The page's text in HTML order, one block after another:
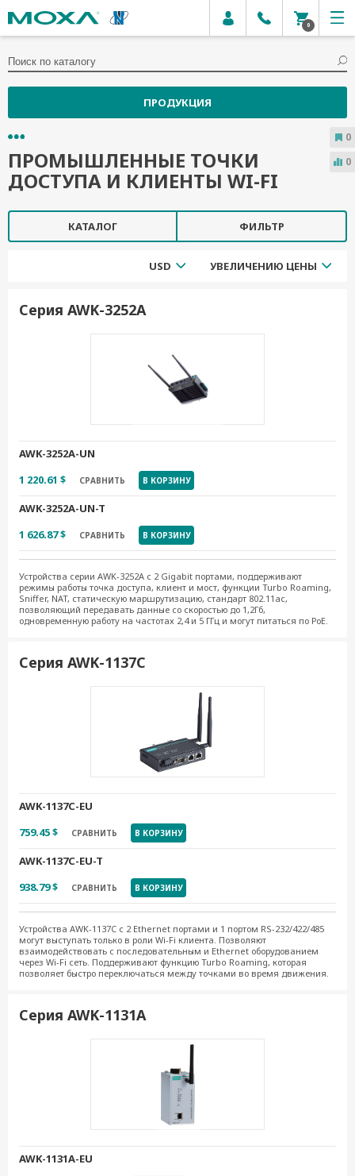
0
ПРОДУКЦИЯ
ПРОМЫШЛЕННЫЕ ТОЧКИ
ДОСТУПА И КЛИЕНТЫ WI-FI
КАТАЛОГ ФИЛЬТР
USD УВЕЛИЧЕНИЮ ЦЕНЫ
Серия AWK-3252A
AWK-3252A-UN
1 220.61 $
СРАВНИТЬ В КОРЗИНУ
AWK-3252A-UN-T
1 626.87 $
СРАВНИТЬ В КОРЗИНУ
Устройства серии AWK-3252A с 2 Gigabit портами, поддерживают
режимы работы точка доступа, клиент и мост, функции Turbo Roaming,
Sniffer, NAT, статическую маршрутизацию, стандарт 802.11ac,
позволяющий передавать данные со скоростью до 1,2Гб,
одновременную работу на частотах 2,4 и 5 ГГц и могут питаться по РоЕ.
Серия AWK-1137C
AWK-1137C-EU
759.45 $
СРАВНИТЬ В КОРЗИНУ
AWK-1137C-EU-T
938.79 $
СРАВНИТЬ В КОРЗИНУ
Устройства AWK-1137C с 2 Ethernet портами и 1 портом RS-232/422/485
могут выступать только в роли Wi-Fi клиента. Позволяют
взаимодействовать с последовательным и Ethernet оборудованием
через Wi-Fi сеть. Поддерживают функцию Turbo Roaming, которая
позволяет быстро переключаться между точками во время движения.
Серия AWK-1131A
AWK-1131A-EU
0
0